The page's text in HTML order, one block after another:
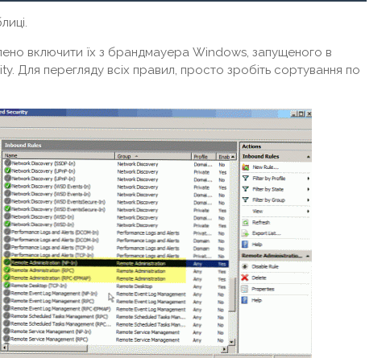
включити їх з брандмауера Windows, запущеного в
Для перегляду всіх правил, просто зробіть сортування по